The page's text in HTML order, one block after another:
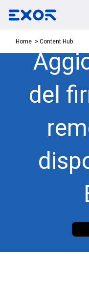
Home Content Hub
del